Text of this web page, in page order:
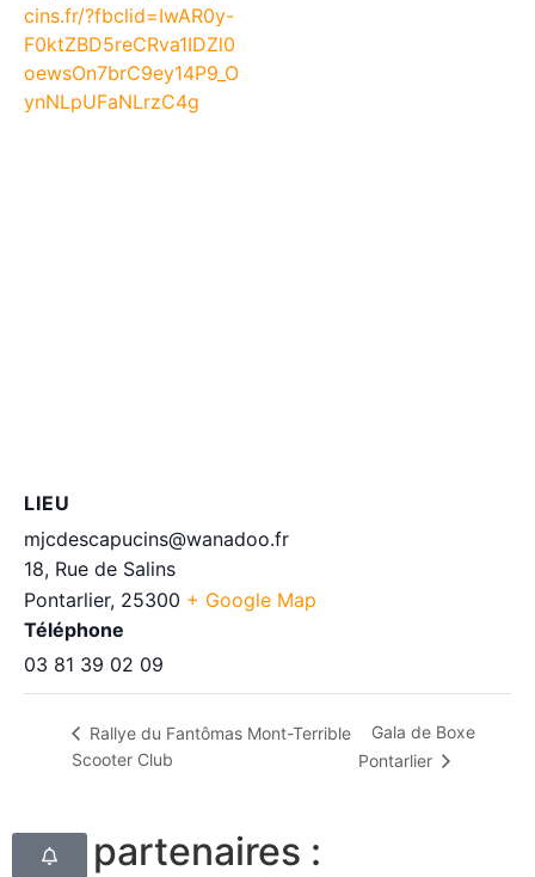
cins.fr/?fbclid=IwAR0y-
F0ktZBD5reCRva1IDZl0
oewsOn7brC9ey14P9_O
ynNLpUFaNLrzC4g
LIEU
mjcdescapucins@wanadoo.fr
18, Rue de Salins
Pontarlier, 25300 + Google Map
Téléphone
03 81 39 02 09
Rallye du Fantômas Mont-Terrible
Scooter Club
Gala de Boxe
Pontarlier
Nos partenaires :